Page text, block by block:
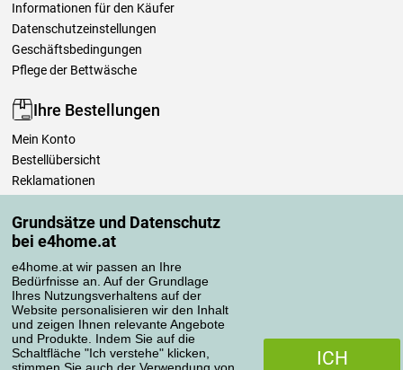
Grundsätze und Datenschutz
bei e4home.at
e4home.at wir passen an Ihre
Bedürfnisse an. Auf der Grundlage
Ihres Nutzungsverhaltens auf der
Website personalisieren wir den Inhalt
und zeigen Ihnen relevante Angebote
und Produkte. Indem Sie auf die
Schaltfläche "Ich verstehe" klicken,
ICH
Informationen für den Käufer
Datenschutzeinstellungen
Geschäftsbedingungen
Pflege der Bettwäsche
Ihre Bestellungen
Mein Konto
Bestellübersicht
Reklamationen
Einfach mehr wissen
Richtlinien zur Verarbeitung von Bewertungen
Transportarten
Zahlungsmethoden